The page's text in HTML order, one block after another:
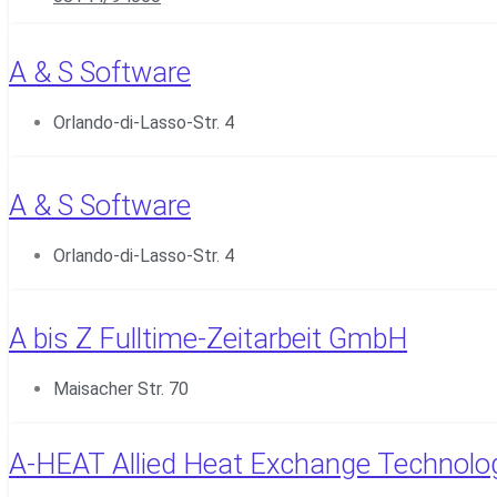
A & S Software
Orlando-di-Lasso-Str. 4
A & S Software
Orlando-di-Lasso-Str. 4
A bis Z Fulltime-Zeitarbeit GmbH
Maisacher Str. 70
A-HEAT Allied Heat Exchange